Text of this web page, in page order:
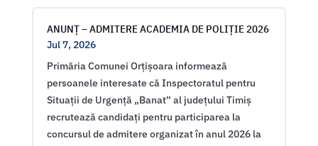
ANUNȚ – ADMITERE ACADEMIA DE POLIȚIE 2026
Jul 7, 2026
Primăria Comunei Orțișoara informează
persoanele interesate că Inspectoratul pentru
Situații de Urgență „Banat” al județului Timiș
recrutează candidați pentru participarea la
concursul de admitere organizat în anul 2026 la